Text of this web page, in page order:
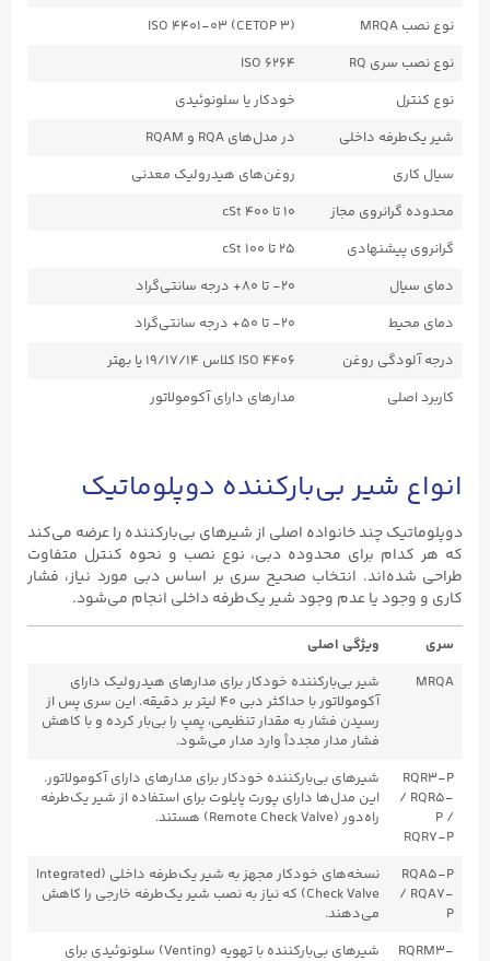
نوع نصب MRQA
ISO 4401-03 (CETOP 3)
نوع نصب سری RQ
ISO 6264
نوع کنترل
خودکار یا سلونوئیدی
شیر یک‌طرفه داخلی
در مدل‌های RQA و RQAM
سیال کاری
روغن‌های هیدرولیک معدنی
محدوده گرانروی مجاز
۱۰ تا ۴۰۰ cSt
گرانروی پیشنهادی
۲۵ تا ۱۰۰ cSt
دمای سیال
۲۰- تا ۸۰+ درجه سانتی‌گراد
دمای محیط
۲۰- تا ۵۰+ درجه سانتی‌گراد
درجه آلودگی روغن
ISO ۴۴۰۶ کلاس ۱۹/۱۷/۱۴ یا بهتر
کاربرد اصلی
مدارهای دارای آکومولاتور
انواع شیر بی‌بارکننده دوپلوماتیک
دوپلوماتیک چند خانواده اصلی از شیرهای بی‌بارکننده را عرضه می‌کند
که هر کدام برای محدوده دبی، نوع نصب و نحوه کنترل متفاوت
طراحی شده‌اند. انتخاب صحیح سری بر اساس دبی مورد نیاز، فشار
کاری و وجود یا عدم وجود شیر یک‌طرفه داخلی انجام می‌شود.
سری
ویژگی اصلی
MRQA
شیر بی‌بارکننده خودکار برای مدارهای هیدرولیک دارای
آکومولاتور با حداکثر دبی ۴۰ لیتر بر دقیقه. این سری پس از
رسیدن فشار به مقدار تنظیمی، پمپ را بی‌بار کرده و با کاهش
فشار مدار مجدداً وارد مدار می‌شود.
RQR3-P
/ RQR5-
P /
RQR7-P
شیرهای بی‌بارکننده خودکار برای مدارهای دارای آکومولاتور.
این مدل‌ها دارای پورت پایلوت برای استفاده از شیر یک‌طرفه
راه‌دور (Remote Check Valve) هستند.
RQA5-P
/ RQA7-
P
نسخه‌های خودکار مجهز به شیر یک‌طرفه داخلی (Integrated
Check Valve) که نیاز به نصب شیر یک‌طرفه خارجی را کاهش
می‌دهند.
RQRM3-
شیرهای بی‌بارکننده با تهویه (Venting) سلونوئیدی برای